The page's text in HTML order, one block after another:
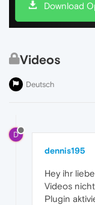
Download
Videos
Deutsch
D
dennis195
Hey ihr
Videos
Plugin